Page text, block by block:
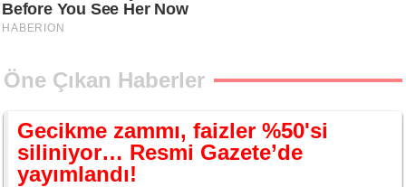
Öne Çıkan Haberler
Gecikme zammı, faizler %50'si
siliniyor… Resmi Gazete’de
yayımlandı!